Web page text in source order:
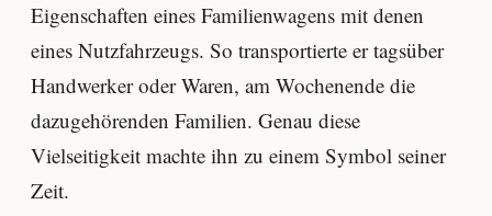
Eigenschaften eines Familienwagens mit denen
eines Nutzfahrzeugs. So transportierte er tagsüber
Handwerker oder Waren, am Wochenende die
dazugehörenden Familien. Genau diese
Vielseitigkeit machte ihn zu einem Symbol seiner
Zeit.